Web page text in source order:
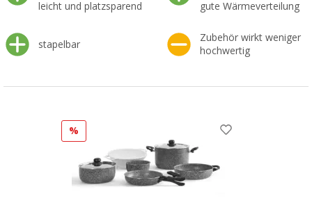
leicht und platzsparend gute Wärmeverteilung
stapelbar
Zubehör wirkt weniger
hochwertig
%